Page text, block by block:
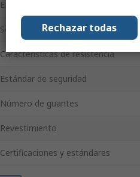
EN 388 - Resistencia a la abrasión
Serie
Características de resistencia
Estándar de seguridad
Número de guantes
Revestimiento
Certificaciones y estándares
Rechazar todas